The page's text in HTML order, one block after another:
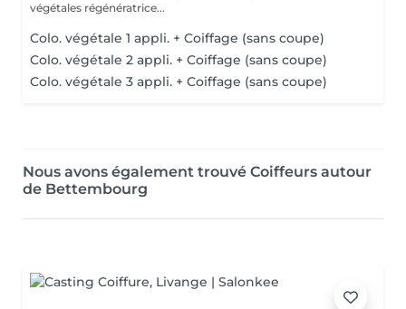
végétales régénératrice...
Colo. végétale 1 appli. + Coiffage (sans coupe)
Colo. végétale 2 appli. + Coiffage (sans coupe)
Colo. végétale 3 appli. + Coiffage (sans coupe)
Nous avons également trouvé Coiffeurs autour
de Bettembourg